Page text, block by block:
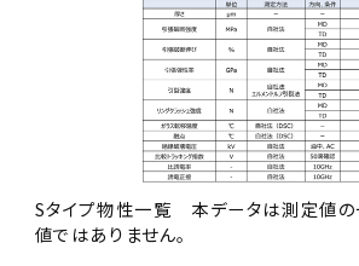
Sタイプ物性一覧 本データは測定値の
値ではありません。